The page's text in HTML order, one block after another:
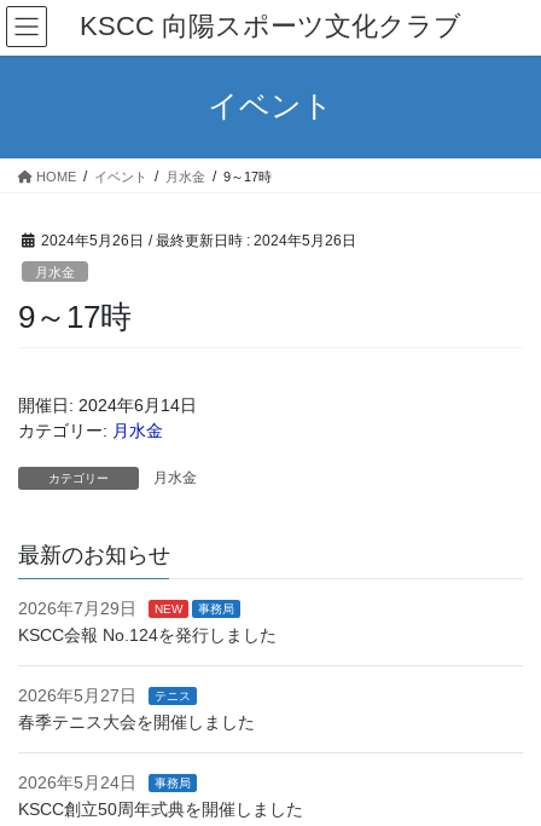
コ
ン
テ
ス
ナ
ビ
ゲ
ン
KSCC 向陽スポーツ文化クラブ
イベント
HOME イベント 月水金 9～17時
2024年5月26日 / 最終更新日時 : 2024年5月26日
月水金
9～17時
開催日: 2024年6月14日
カテゴリー: 月水金
カテゴリー 月水金
最新のお知らせ
2026年7月29日 NEW 事務局
KSCC会報 No.124を発行しました
2026年5月27日 テニス
春季テニス大会を開催しました
2026年5月24日 事務局
KSCC創立50周年式典を開催しました